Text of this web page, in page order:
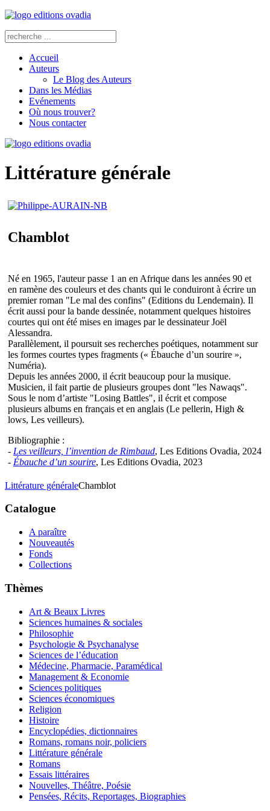
Accueil
Auteurs
Le Blog des Auteurs
Dans les Médias
Evénements
Où nous trouver?
Nous contacter
Littérature générale
Chamblot
Né en 1965, l'auteur passe 1 an en Afrique dans les années 90 et
en ramène des couleurs et des chants qui le conduiront à écrire un
premier roman "Le mal des confins" (Editions du Lendemain). Il
écrit aussi pour la bande dessinée, notamment quelques histoires
courtes qui ont été mises en images par le dessinateur Joël
Alessandra.
Parallèlement, il poursuit ses recherches poétiques, notamment sur
les formes courtes types fragments (« Ébauche d’un sourire »,
Numéria).
Depuis les années 2000, il écrit beaucoup pour la musique.
Musicien, il fait partie de plusieurs groupes dont "les Nawaqs".
Sous le nom d’artiste "Losing Battles", il écrit et compose
plusieurs albums en français et en anglais (Le pellerin, High &
lows, Les veilleurs).
Bibliographie :
- Les veilleurs, l’invention de Rimbaud, Les Editions Ovadia, 2024
- Ébauche d’un sourire, Les Editions Ovadia, 2023
Littérature généraleChamblot
Catalogue
A paraître
Nouveautés
Fonds
Collections
Thèmes
Art & Beaux Livres
Sciences humaines & sociales
Philosophie
Psychologie & Psychanalyse
Sciences de l’éducation
Médecine, Pharmacie, Paramédical
Management & Economie
Sciences politiques
Sciences économiques
Religion
Histoire
Encyclopédies, dictionnaires
Romans, romans noir, policiers
Littérature générale
Romans
Essais littéraires
Nouvelles, Théâtre, Poésie
Pensées, Récits, Reportages, Biographies